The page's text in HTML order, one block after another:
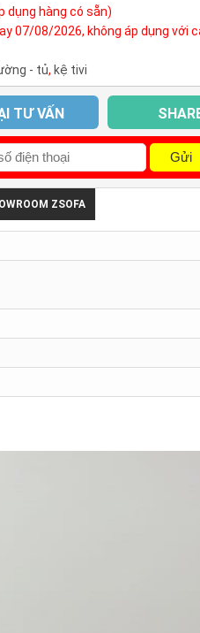
dụng hàng có sẵn)
07/08/2026, không áp dụng với
- tủ, kệ tivi
TƯ VẤN
Gửi
ZSOFA